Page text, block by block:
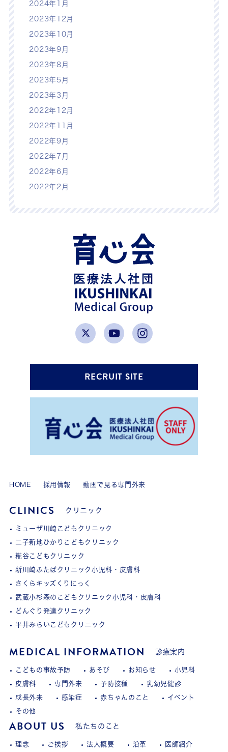
2024年1月
2023年12月
2023年10月
2023年9月
2023年8月
2023年5月
2023年3月
2022年12月
2022年11月
2022年9月
2022年7月
2022年6月
2022年2月
RECRUIT SITE
HOME 採用情報 動画で見る専門外来
CLINICS クリニック
ミューザ川崎こどもクリニック
二子新地ひかりこどもクリニック
糀谷こどもクリニック
新川崎ふたばクリニック小児科・皮膚科
さくらキッズくりにっく
武蔵小杉森のこどもクリニック小児科・皮膚科
どんぐり発達クリニック
平井みらいこどもクリニック
MEDICAL INFORMATION 診療案内
こどもの事故予防 あそび お知らせ 小児科
皮膚科 専門外来 予防接種 乳幼児健診
成長外来 感染症 赤ちゃんのこと イベント
その他
ABOUT US 私たちのこと
理念 ご挨拶 法人概要 沿革 医師紹介